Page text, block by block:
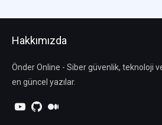
Hakkımızda
Önder Online - Siber güvenlik, teknoloji
en güncel yazılar.